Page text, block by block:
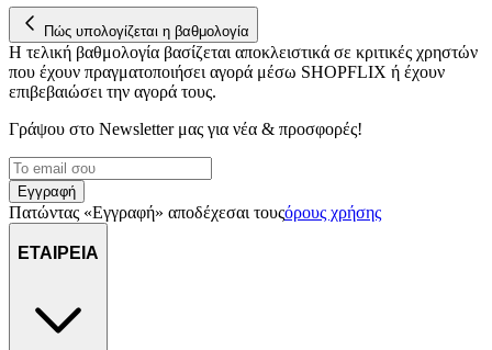
Πώς υπολογίζεται η βαθμολογία
Η τελική βαθμολογία βασίζεται αποκλειστικά σε κριτικές χρηστών
που έχουν πραγματοποιήσει αγορά μέσω SHOPFLIX ή έχουν
επιβεβαιώσει την αγορά τους.
Γράψου στο Νewsletter μας για νέα & προσφορές!
Εγγραφή
Πατώντας «Εγγραφή» αποδέχεσαι τουςόρους χρήσης
ΕΤΑΙΡΕΙΑ